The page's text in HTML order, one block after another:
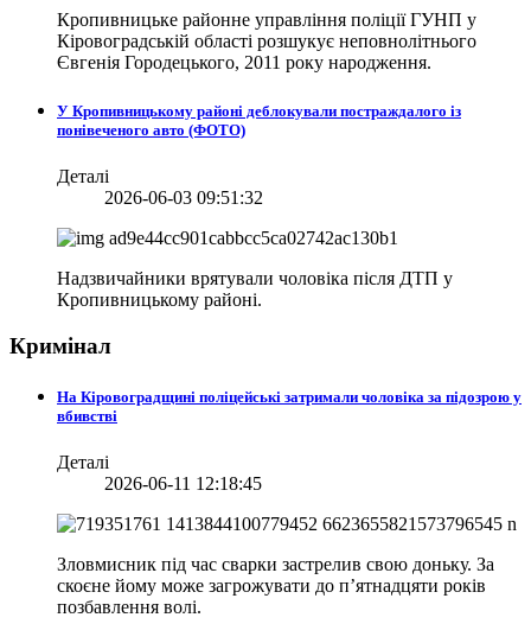
Кропивницьке районне управління поліції ГУНП у
Кіровоградській області розшукує неповнолітнього
Євгенія Городецького, 2011 року народження.
У Кропивницькому районі деблокували постраждалого із
понівеченого авто (ФОТО)
Деталі
2026-06-03 09:51:32
Надзвичайники врятували чоловіка після ДТП у
Кропивницькому районі.
Кримінал
На Кіровоградщині поліцейські затримали чоловіка за підозрою у
вбивстві
Деталі
2026-06-11 12:18:45
Зловмисник під час сварки застрелив свою доньку. За
скоєне йому може загрожувати до п’ятнадцяти років
позбавлення волі.